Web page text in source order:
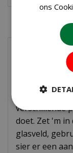
De trompet
verschillende
doet. Zet 'm
glasveld,
sier er een
ons